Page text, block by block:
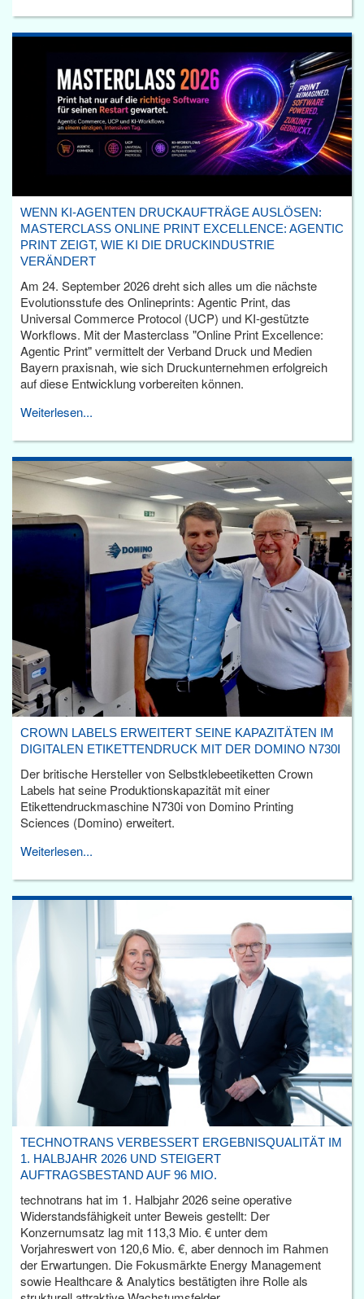
WENN KI-AGENTEN DRUCKAUFTRÄGE AUSLÖSEN:
MASTERCLASS ONLINE PRINT EXCELLENCE: AGENTIC
PRINT ZEIGT, WIE KI DIE DRUCKINDUSTRIE
VERÄNDERT
Am 24. September 2026 dreht sich alles um die nächste
Evolutionsstufe des Onlineprints: Agentic Print, das
Universal Commerce Protocol (UCP) und KI-gestützte
Workflows. Mit der Masterclass "Online Print Excellence:
Agentic Print" vermittelt der Verband Druck und Medien
Bayern praxisnah, wie sich Druckunternehmen erfolgreich
auf diese Entwicklung vorbereiten können.
Weiterlesen...
CROWN LABELS ERWEITERT SEINE KAPAZITÄTEN IM
DIGITALEN ETIKETTENDRUCK MIT DER DOMINO N730I
Der britische Hersteller von Selbstklebeetiketten Crown
Labels hat seine Produktionskapazität mit einer
Etikettendruckmaschine N730i von Domino Printing
Sciences (Domino) erweitert.
Weiterlesen...
TECHNOTRANS VERBESSERT ERGEBNISQUALITÄT IM
1. HALBJAHR 2026 UND STEIGERT
AUFTRAGSBESTAND AUF 96 MIO.
technotrans hat im 1. Halbjahr 2026 seine operative
Widerstandsfähigkeit unter Beweis gestellt: Der
Konzernumsatz lag mit 113,3 Mio. € unter dem
Vorjahreswert von 120,6 Mio. €, aber dennoch im Rahmen
der Erwartungen. Die Fokusmärkte Energy Management
sowie Healthcare & Analytics bestätigten ihre Rolle als